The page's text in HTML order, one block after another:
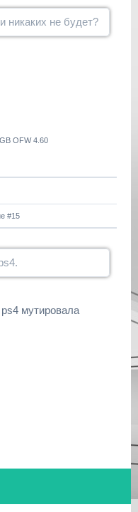
никаких не будет?
OFW 4.60
#15
мутировала